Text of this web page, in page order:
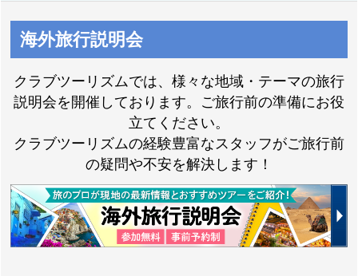
イタリア特集
海外ビジネスクラス
ツアー
お得に旅を楽しむな
らクラブツーリズムP
ASS
海外旅行説明会
クラブツーリズムでは、様々な地域・テーマの旅行
説明会を開催しております。ご旅行前の準備にお役
立てください。
クラブツーリズムの経験豊富なスタッフがご旅行前
の疑問や不安を解決します！